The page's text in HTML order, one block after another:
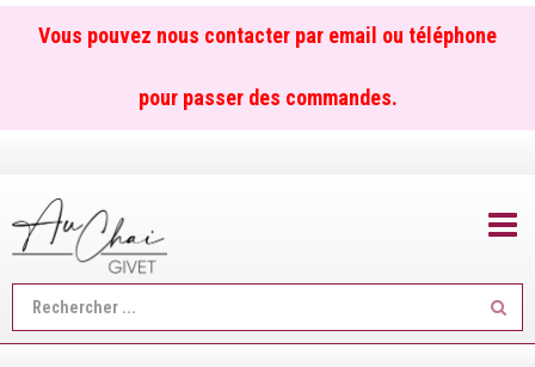
Vous pouvez nous contacter par email ou téléphone
pour passer des commandes.